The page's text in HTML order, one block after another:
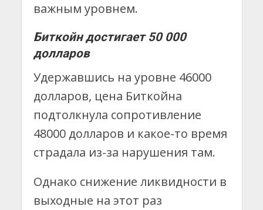
важным уровнем.
Биткойн достигает 50 000
долларов
Удержавшись на уровне 46000
долларов, цена Биткойна
подтолкнула сопротивление
48000 долларов и какое-то время
страдала из-за нарушения там.
Однако снижение ликвидности в
выходные на этот раз